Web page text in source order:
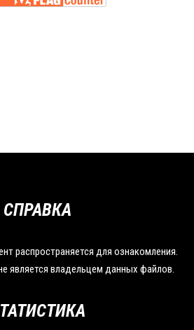
СПРАВКА
распространяется для ознакомления.
является владельцем данных файлов.